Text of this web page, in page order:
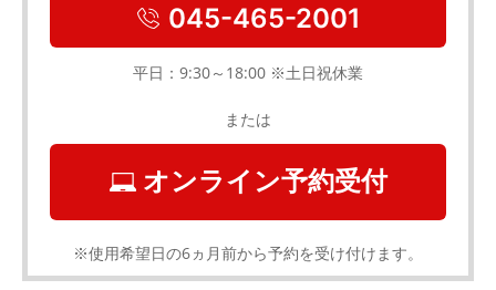
045-465-2001
平日：9:30～18:00 ※土日祝休業
または
オンライン予約受付
※使用希望日の6ヵ月前から予約を受け付けます。